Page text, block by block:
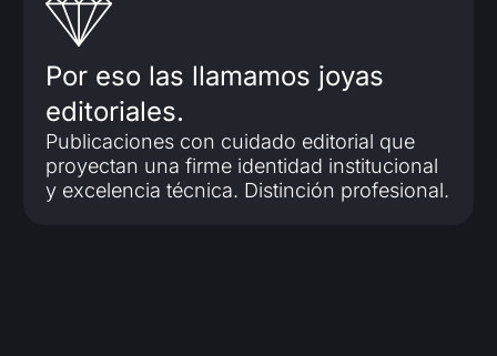
Por eso las llamamos joyas
editoriales.
Publicaciones con cuidado editorial que
proyectan una firme identidad institucional
y excelencia técnica. Distinción profesional.